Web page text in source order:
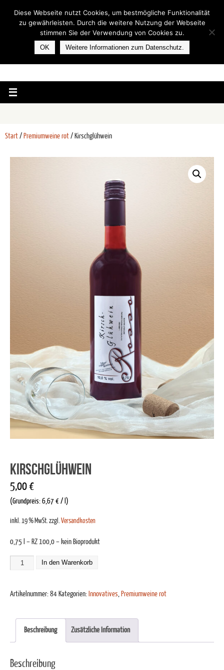
Start/ Premiumweine rot/ Kirschglühwein
Kirschglühwein
5,00€
(Grundpreis:6,67€/ )
inkl. 19 % MwSt. zzgl. Versandkosten
0,75 l – RZ 100,0 – kein Bioprodukt
In den Warenkorb
Artikelnummer:84 Kategorien: Innovatives, Premiumweine rot
Beschreibung Zusätzliche Information
Beschreibung
Diese Webseite nutzt Cookies, um bestmögliche Funktionalität
zu gewährleisten. Durch die weitere Nutzung der Webseite
stimmen Sie der Verwendung von Cookies zu.
OK Weitere Informationen zum Datenschutz.